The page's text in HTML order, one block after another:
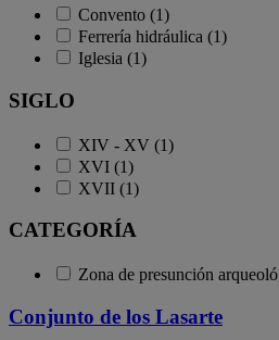
Convento (1)
Ferrería hidráulica (1)
Iglesia (1)
SIGLO
XIV - XV (1)
XVI (1)
XVII (1)
CATEGORÍA
Zona de presunción
Conjunto de los Lasarte